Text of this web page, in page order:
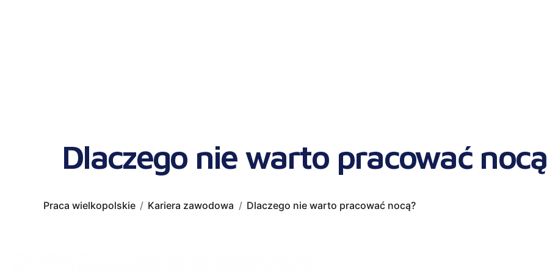
Dlaczego nie warto pracować
Praca wielkopolskie Kariera zawodowa Dlaczego nie warto pracować nocą?